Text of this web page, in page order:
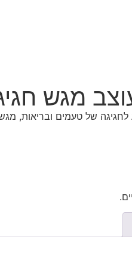
מגש
גדול המתאים ל 7-10 סועדים ומכיל מגוון רחב של